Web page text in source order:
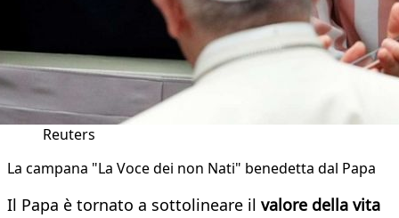
Reuters
La campana "La Voce dei non Nati" benedetta dal Papa
Il Papa è tornato a sottolineare il valore della vita